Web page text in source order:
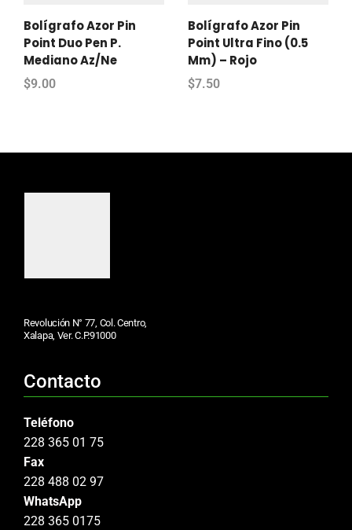
Bolígrafo Azor Pin
Point Duo Pen P.
Mediano Az/Ne
$9.00
Bolígrafo Azor Pin
Point Ultra Fino (0.5
Mm) – Rojo
$7.50
Revolución N° 77, Col. Centro,
Xalapa, Ver. C.P.91000
Contacto
Teléfono
228 365 01 75
Fax
228 488 02 97
WhatsApp
228 365 0175